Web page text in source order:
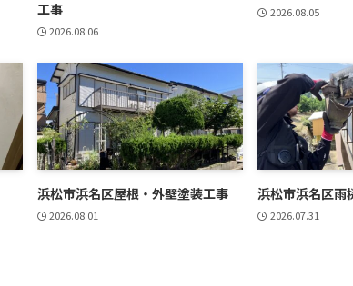
工事
2026.08.06
2026.08.05
浜松市浜名区屋根・外壁塗装工事
2026.08.01
浜松市浜名区雨
2026.07.31